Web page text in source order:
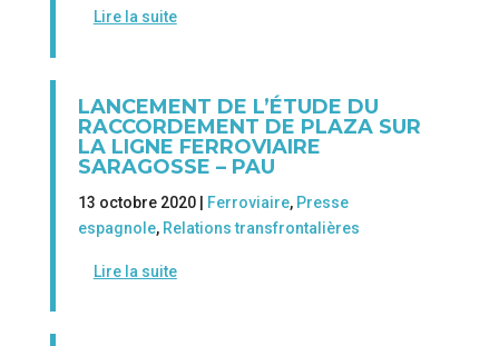
Lire la suite
LANCEMENT DE L’ÉTUDE DU
RACCORDEMENT DE PLAZA SUR
LA LIGNE FERROVIAIRE
SARAGOSSE – PAU
13 octobre 2020 | Ferroviaire, Presse
espagnole, Relations transfrontalières
Lire la suite